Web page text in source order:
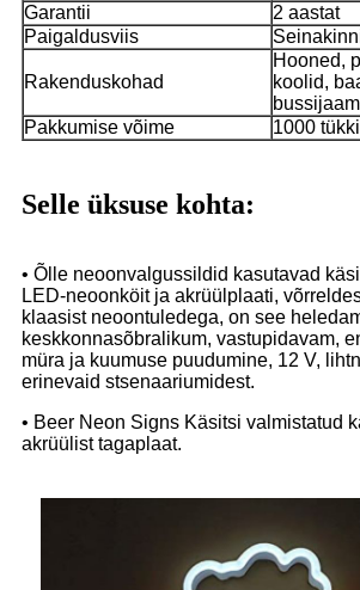
Garantii
2 aastat
Paigaldusviis
Rakenduskohad
Hooned,
koolid,
Pakkumise võime
1000
Selle üksuse kohta:
• Õlle neoonvalgussildid kasutavad
LED-neoonköit ja akrüülplaati,
klaasist neoontuledega, on see
keskkonnasõbralikum, vastupidavam,
müra ja kuumuse puudumine, 12 V,
erinevaid stsenaariumidest.
• Beer Neon Signs Käsitsi valmistatud
akrüülist tagaplaat.